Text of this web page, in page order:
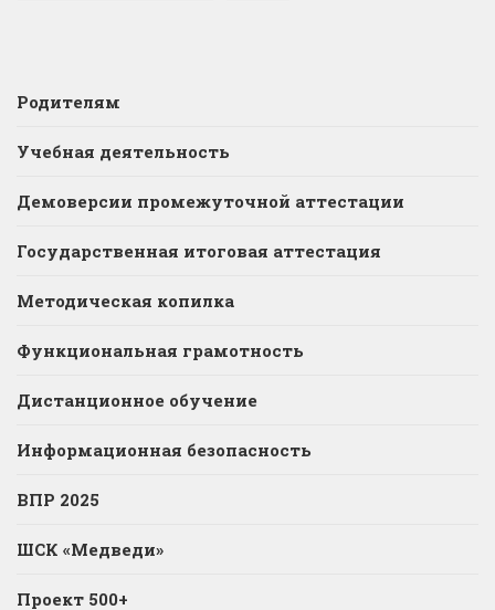
Родителям
Учебная деятельность
Демоверсии промежуточной аттестации
Государственная итоговая аттестация
Методическая копилка
Функциональная грамотность
Дистанционное обучение
Информационная безопасность
ВПР 2025
ШСК «Медведи»
Проект 500+